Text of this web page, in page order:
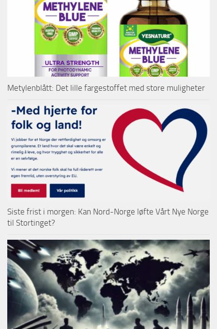
Metylenblått: Det lille fargestoffet med store muligheter
Siste frist i morgen: Kan Nord-Norge løfte Vårt Nye Norge
til Stortinget?